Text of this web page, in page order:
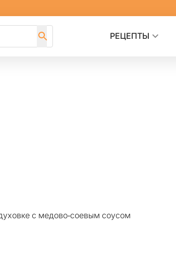
РЕЦЕПТЫ
с медово-соевым соусом